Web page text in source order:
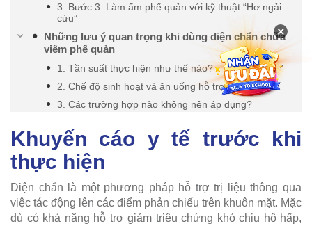
3. Bước 3: Làm ấm phế quản với kỹ thuật “Hơ ngải
cứu”
Những lưu ý quan trọng khi dùng diện chẩn chữa
viêm phế quản
1. Tần suất thực hiện như thế nào?
2. Chế độ sinh hoạt và ăn uống hỗ trợ
3. Các trường hợp nào không nên áp dụng?
Khuyến cáo y tế trước khi
thực hiện
Diện chẩn là một phương pháp hỗ trợ trị liệu thông qua
việc tác động lên các điểm phản chiếu trên khuôn mặt. Mặc
dù có khả năng hỗ trợ giảm triệu chứng khó chịu hô hấp,
×